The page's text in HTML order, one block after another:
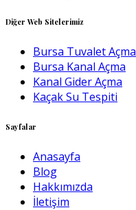
Diğer Web Sitelerimiz
Bursa Tuvalet Açma
Bursa Kanal Açma
Kanal Gider Açma
Kaçak Su Tespiti
Sayfalar
Anasayfa
Blog
Hakkımızda
İletişim